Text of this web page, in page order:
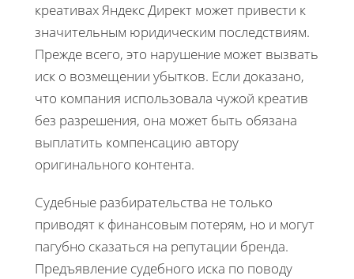
креативах Яндекс Директ может привести к
значительным юридическим последствиям.
Прежде всего, это нарушение может вызвать
иск о возмещении убытков. Если доказано,
что компания использовала чужой креатив
без разрешения, она может быть обязана
выплатить компенсацию автору
оригинального контента.
Судебные разбирательства не только
приводят к финансовым потерям, но и могут
пагубно сказаться на репутации бренда.
Предъявление судебного иска по поводу